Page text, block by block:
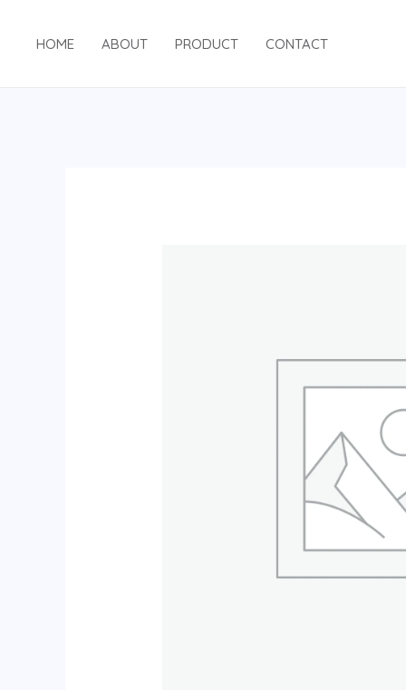
HOME ABOUT PRODUCT CONTACT